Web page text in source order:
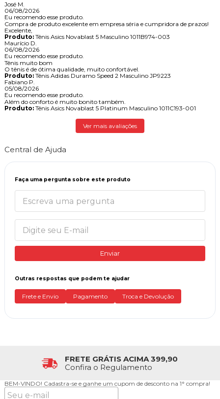
José M.
06/08/2026
Eu recomendo esse produto.
Compra de produto excelente em empresa séria e cumpridora de prazos!
Excelente,
Produto:Tênis Asics Novablast 5 Masculino 1011B974-003
Maurício D.
06/08/2026
Eu recomendo esse produto.
Tênis muito bom
O tênis é de ótima qualidade, muito confortável.
Produto:Tênis Adidas Duramo Speed 2 Masculino JP9223
Fabiano P.
05/08/2026
Eu recomendo esse produto.
Além do conforto é muito bonito também.
Produto:Tênis Asics Novablast 5 Platinum Masculino 1011C193-001
Ver mais avaliações
Central de Ajuda
Faça uma pergunta sobre este produto
Enviar
Outras respostas que podem te ajudar
Frete e Envio Pagamento Troca e Devolução
FRETE GRÁTIS ACIMA 399,90
Confira o Regulamento
BEM-VINDO! Cadastra-se e ganhe um cupom de desconto na 1° compra!